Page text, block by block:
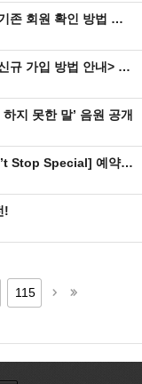
FNC 공식 홈페이지 < 아티스트 공식 팬클럽 기존 회원 확인 방법 안내>
FNC 공식 홈페이지 < 아티스트 공식 팬클럽 신규 가입 방법 안내> ver.2014
지 못한 말’ 음원 공개
[예약판매] CNBLUE 5th MINI ALBUM [Can’t Stop Special] 예약판매 안내
!
115